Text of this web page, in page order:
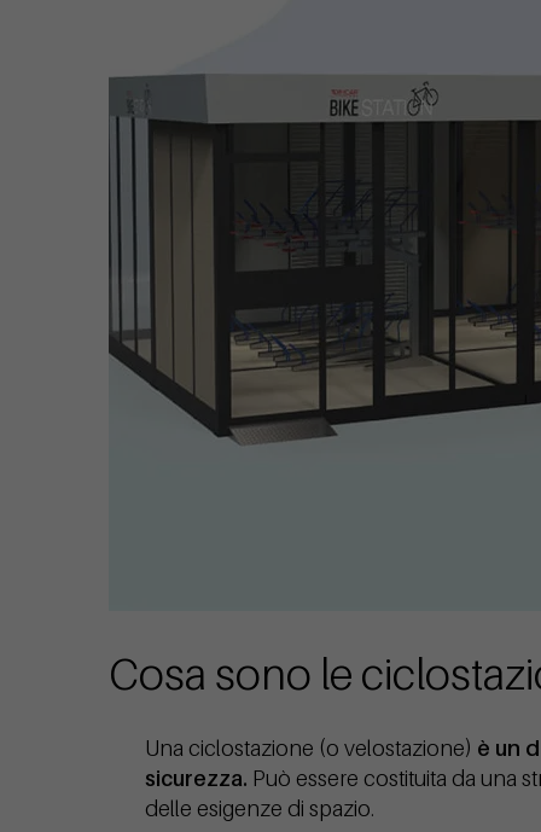
Cosa sono le
Una ciclostazione (o velostazione) è un
sicurezza. Può essere costituita da una
delle esigenze di spazio.